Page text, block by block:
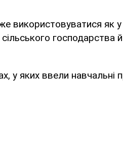
використовуватися як у
господарства й
у яких ввели навчальні